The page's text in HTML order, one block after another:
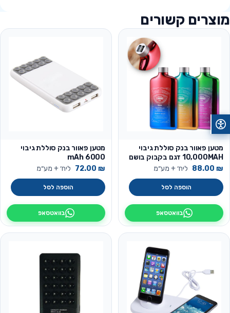
מוצרים קשורים
מטען פאוור בנק סוללת גיבוי
10,000MAH דגם בקבוק בושם
88.00 ₪ ליח׳ + מע״מ
הוספה לסל
בוואטסאפ
מטען פאוור בנק סוללת גיבוי
6000 mAh
72.00 ₪ ליח׳ + מע״מ
הוספה לסל
בוואטסאפ